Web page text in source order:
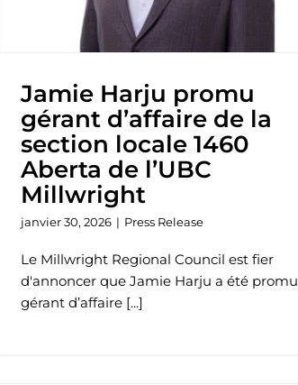
Jamie Harju promu
gérant d’affaire de la
section locale 1460
Aberta de l’UBC
Millwright
janvier 30, 2026 | Press Release
Le Millwright Regional Council est fier
d'annoncer que Jamie Harju a été promu
gérant d’affaire [...]